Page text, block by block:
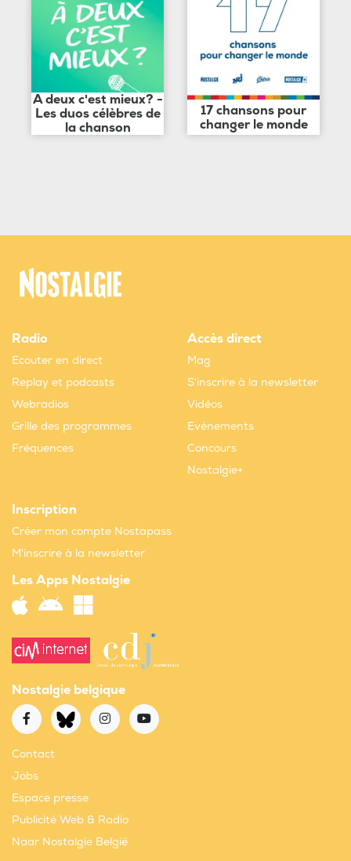
A deux c'est mieux? -
Les duos célèbres de
la chanson
17 chansons pour
changer le monde
Radio
Ecouter en direct
Replay et podcasts
Webradios
Grille des programmes
Fréquences
Accès direct
Mag
S'inscrire à la newsletter
Vidéos
Evènements
Concours
Nostalgie+
Inscription
Créer mon compte Nostapass
M'inscrire à la newsletter
Les Apps Nostalgie
Nostalgie belgique
Contact
Jobs
Espace presse
Publicité Web & Radio
Naar Nostalgie België